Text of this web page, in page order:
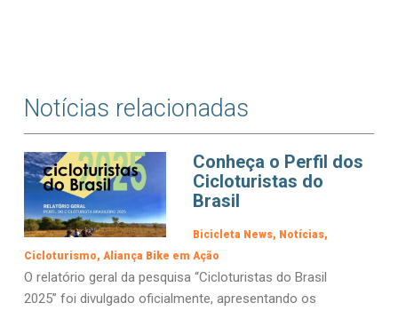
Notícias relacionadas
Conheça o Perfil dos
Cicloturistas do
Brasil
Bicicleta News Notícias
Cicloturismo
Aliança Bike em Ação
O relatório geral da pesquisa “Cicloturistas do Brasil
2025” foi divulgado oficialmente, apresentando os